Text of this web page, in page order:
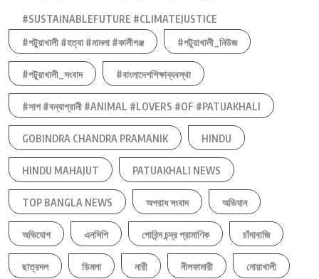
#SUSTAINABLEFUTURE #CLIMATEJUSTICE
#পটুয়াখালী #হত্যা #মামলা #কালীগঞ্জ
#পটুয়াখালী_নিউজ
#পটুয়াখালী_সংবাদ #বাংলাদেশশিক্ষাব্যবস্থা
#সাপ #বন্যাপ্রানী #ANIMAL #LOVERS #OF #PATUAKHALI
GOBINDRA CHANDRA PRAMANIK HINDU
HINDU MAHAJUT PATUAKHALI NEWS
TOP BANGLA NEWS অপরাধ সংবাদ অভিযান
অভিযোগ এনসিপি গোবিন্দ চন্দ্র প্রামাণিক চাঁদাবাজি
ছাত্রদল ডিমলা নারী নীলফামারী নোয়াখালী